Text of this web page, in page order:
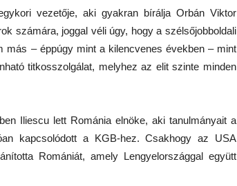
vezetője, aki gyakran bírálja Orbán Viktor
számára, joggal véli úgy, hogy a szélsőjobboldali
más – éppúgy mint a kilencvenes években – mint
titkosszolgálat, melyhez az elit szinte minden
Iliescu lett Románia elnöke, aki tanulmányait a
kapcsolódott a KGB-hez. Csakhogy az USA
Romániát, amely Lengyelországgal együtt